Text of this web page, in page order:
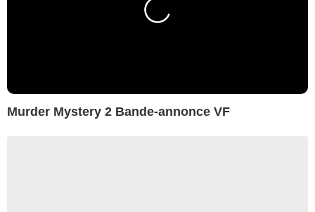
Murder Mystery 2 Bande-annonce VF